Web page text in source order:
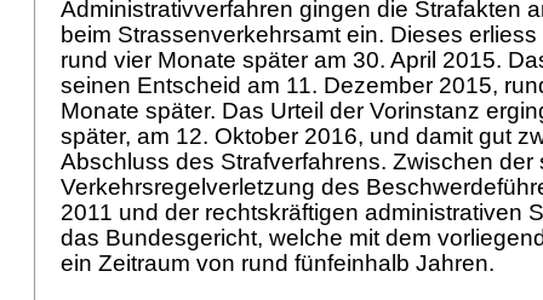
Administrativverfahren gingen die Strafakten
beim Strassenverkehrsamt ein. Dieses
rund vier Monate später am 30. April 2015.
seinen Entscheid am 11. Dezember 2015,
Monate später. Das Urteil der Vorinstanz
später, am 12. Oktober 2016, und damit gut
Abschluss des Strafverfahrens. Zwischen der
Verkehrsregelverletzung des
2011 und der rechtskräftigen administrativen
das Bundesgericht, welche mit dem
ein Zeitraum von rund fünfeinhalb Jahren.